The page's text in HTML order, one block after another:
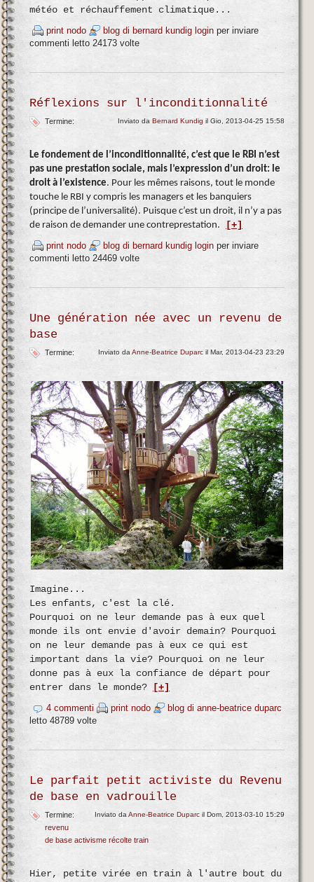
météo et réchauffement climatique...
print nodo
blog di bernard kundig login per inviare
commenti letto 24173 volte
Réflexions sur l'inconditionnalité
Inviato da Bernard Kundig il Gio, 2013-04-25 15:58
Termine:
Le fondement de l’inconditionnalité, c’est que le RBI n’est
pas une prestation sociale, mais l’expression d’un droit: le
droit à l’existence. Pour les mêmes raisons, tout le monde
touche le RBI y compris les managers et les banquiers
(principe de l’universalité). Puisque c’est un droit, il n’y a pas
de raison de demander une contreprestation.
[+]
print nodo
blog di bernard kundig login per inviare
commenti letto 24469 volte
Une génération née avec un revenu de
base
Inviato da Anne-Beatrice Duparcil Mar, 2013-04-23 23:29
Termine:
Imagine...
Les enfants, c'est la clé.
Pourquoi on ne leur demande pas à eux quel
monde ils ont envie d'avoir demain? Pourquoi
on ne leur demande pas à eux ce qui est
important dans la vie? Pourquoi on ne leur
donne pas à eux la confiance de départ pour
entrer dans le monde?
[+]
4 commenti
print nodo
blog di anne-beatrice duparc
letto 48789 volte
Le parfait petit activiste du Revenu
de base en vadrouille
Inviato daAnne-Beatrice Duparcil Dom, 2013-03-10 15:29
Termine:
revenu
de base activisme récolte train
Hier, petite virée en train à l'autre bout du